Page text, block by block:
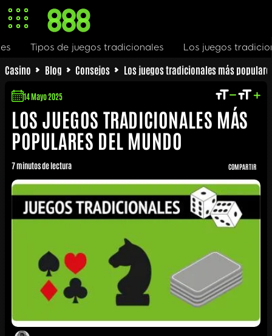
Casino Blog Consejos Los juegos tradicionales más
LOS JUEGOS TRADICIONALES MÁS
POPULARES DEL MUNDO
14 Mayo 2025
7 minutos de lectura COMPARTIR
de juegos tradicionales Los juegos tradicionales en